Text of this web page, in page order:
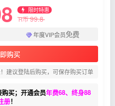
限时特惠
R币99.8
年度VIP会员免费
购买
建议登陆后购买，可保存购买订单
买；开通会员年费68、终身88
册！